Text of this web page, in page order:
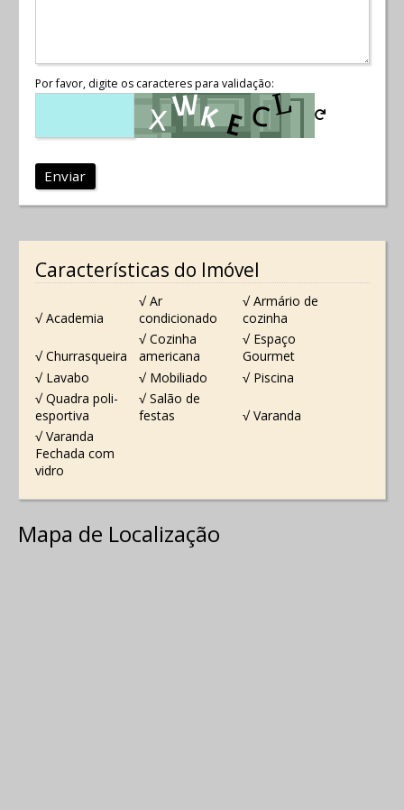
Por favor, digite os caracteres para validação:
Enviar
Características do Imóvel
√ Academia
√ Ar
condicionado
√ Armário de
cozinha
√ Churrasqueira
√ Cozinha
americana
√ Espaço
Gourmet
√ Lavabo
√ Mobiliado
√ Piscina
√ Quadra poli-
esportiva
√ Salão de
festas
√ Varanda
√ Varanda
Fechada com
vidro
Mapa de Localização